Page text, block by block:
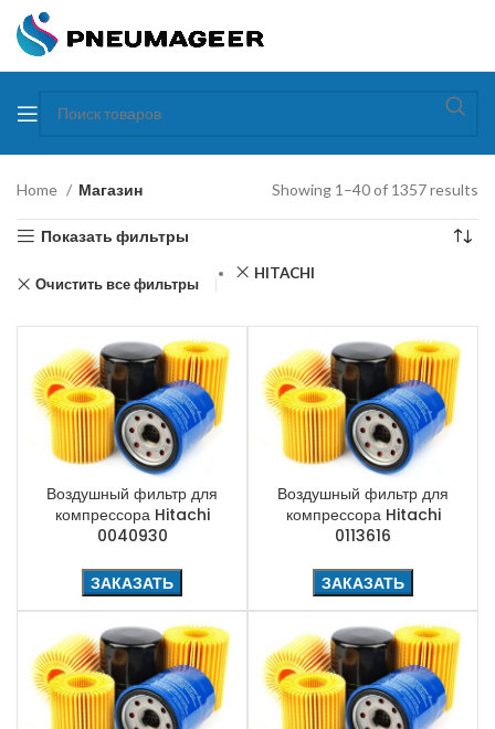
Home Магазин Showing 1–40 of 1357 results
Показать фильтры
Очистить все фильтры
HITACHI
Воздушный фильтр для
компрессора Hitachi
0040930
ЗАКАЗАТЬ
Воздушный фильтр для
компрессора Hitachi
0113616
ЗАКАЗАТЬ